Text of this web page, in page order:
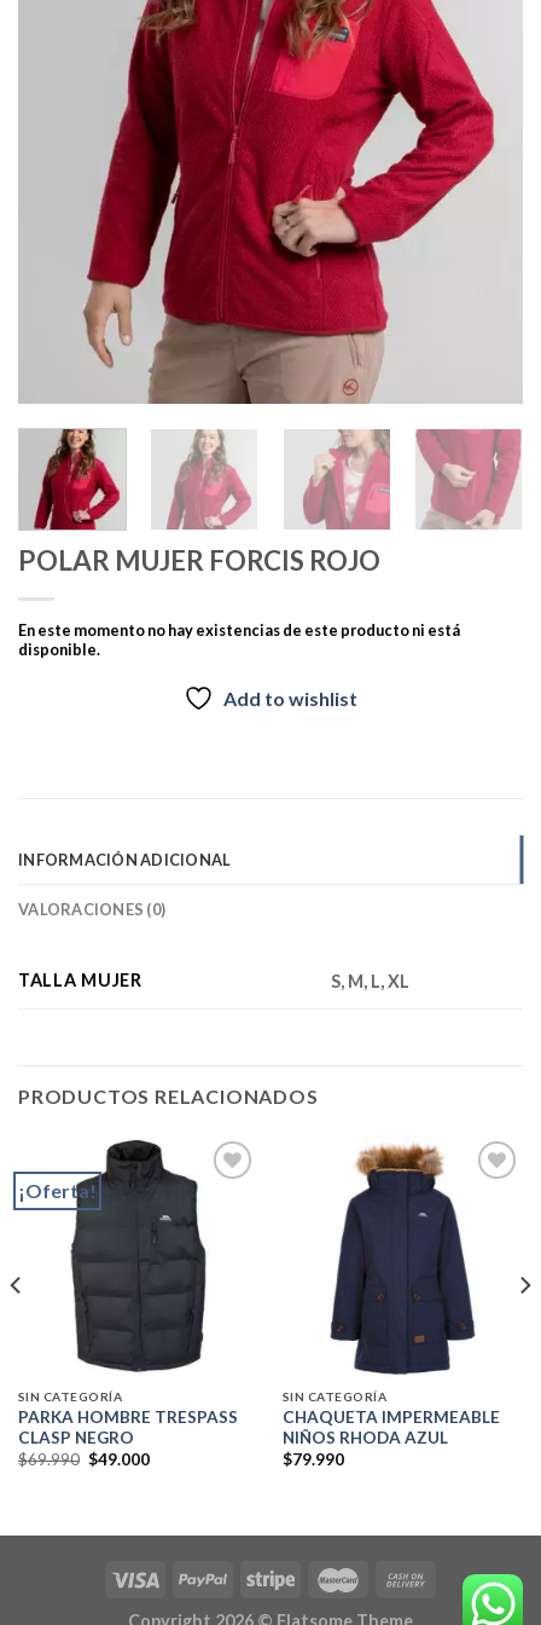
POLAR MUJER FORCIS ROJO
En este momento no hay existencias de este producto ni está
disponible.
Add to wishlist
INFORMACIÓN ADICIONAL
VALORACIONES (0)
TALLA MUJER S, M, L, XL
PRODUCTOS RELACIONADOS
¡Oferta!
Add to
wishlist
SIN CATEGORÍA
PARKA HOMBRE TRESPASS
CLASP NEGRO
$69.990 El
$49.000El
wishlist
SIN CATEGORÍA
CHAQUETA IMPERMEABLE
NIÑOS RHODA AZUL
$79.990